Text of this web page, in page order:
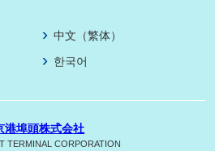
中文（繁体）
한국어
港埠頭株式会社
TERMINAL CORPORATION